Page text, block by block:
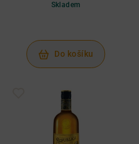
Skladem
Do košíku